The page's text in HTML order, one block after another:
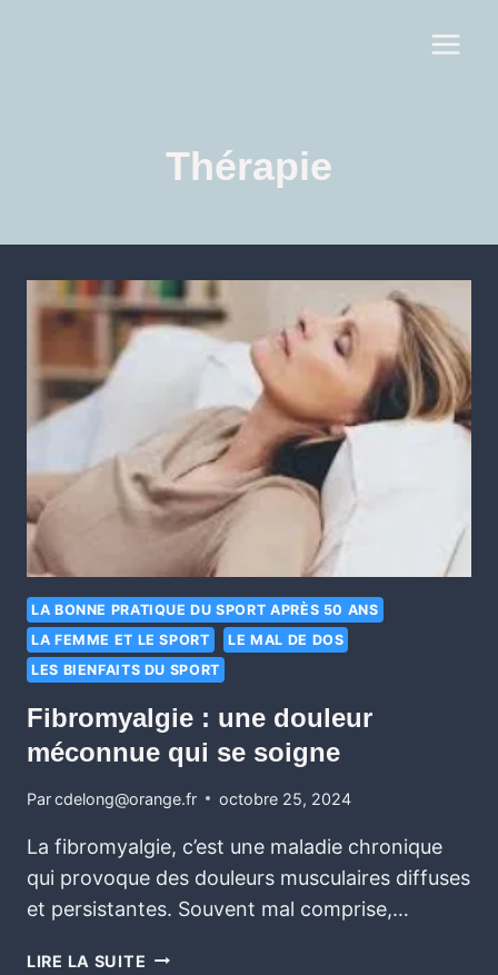
Thérapie
LA BONNE PRATIQUE DU SPORT APRÈS 50 ANS
LA FEMME ET LE SPORT
LE MAL DE DOS
LES BIENFAITS DU SPORT
Fibromyalgie : une douleur
méconnue qui se soigne
Parcdelong@orange.fr octobre 25, 2024
La fibromyalgie, c’est une maladie chronique
qui provoque des douleurs musculaires diffuses
et persistantes. Souvent mal comprise,…
LIRE LA SUITE